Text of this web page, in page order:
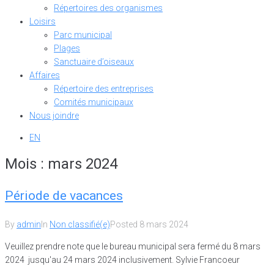
Répertoires des organismes
Loisirs
Parc municipal
Plages
Sanctuaire d’oiseaux
Affaires
Répertoire des entreprises
Comités municipaux
Nous joindre
EN
Mois : mars 2024
Période de vacances
By admin In Non classifié(e)Posted 8 mars 2024
Veuillez prendre note que le bureau municipal sera fermé du 8 mars
2024 jusqu'au 24 mars 2024 inclusivement. Sylvie Francoeur